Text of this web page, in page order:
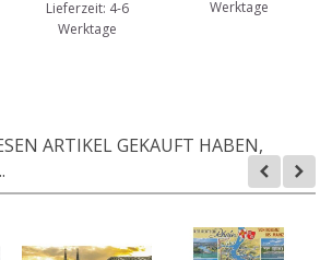
Lieferzeit: 4-6
Werktage
Werktage
ARTIKEL GEKAUFT HABEN,